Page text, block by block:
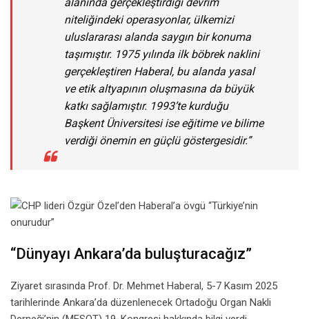
niteliğindeki operasyonlar, ülkemizi
uluslararası alanda saygın bir konuma
taşımıştır. 1975 yılında ilk böbrek naklini
gerçekleştiren Haberal, bu alanda yasal
ve etik altyapının oluşmasına da büyük
katkı sağlamıştır. 1993’te kurduğu
Başkent Üniversitesi ise eğitime ve bilime
verdiği önemin en güçlü göstergesidir.”
“Dünyayı Ankara’da buluşturacağız”
Ziyaret sırasında Prof. Dr. Mehmet Haberal, 5-7 Kasım 2025
tarihlerinde Ankara’da düzenlenecek Ortadoğu Organ Nakli